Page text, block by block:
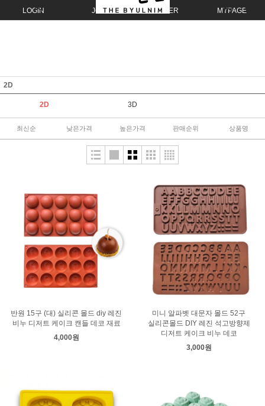
LOGIN JOIN ORDER MYPAGE
2D
2D 3D
최신순 낮은가격 높은가격 판매순위 상품명
반원 15구 (대) 실리콘 몰드 diy 레진
비누 디저트 케이크 캔들 데코 재료
4,000원
미니 알파벳 대문자 몰드 52구
실리콘몰드 DIY 레진 석고방향제
디저트 케이크 비누 데코
3,000원